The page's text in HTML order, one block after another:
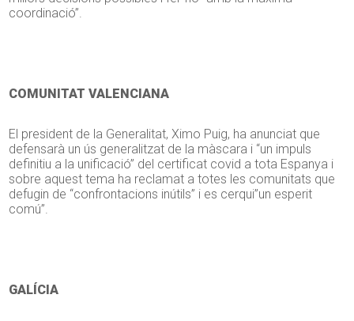
coordinació”.
COMUNITAT VALENCIANA
El president de la Generalitat, Ximo Puig, ha anunciat que
defensarà un ús generalitzat de la màscara i “un impuls
definitiu a la unificació” del certificat covid a tota Espanya i
sobre aquest tema ha reclamat a totes les comunitats que
defugin de “confrontacions inútils” i es cerqui”un esperit
comú”.
GALÍCIA